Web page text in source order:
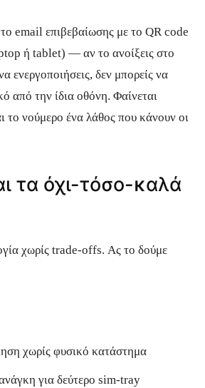
email επιβεβαίωσης με το QR code
ή tablet) — αν το ανοίξεις στο
ενεργοποιήσεις, δεν μπορείς να
από την ίδια οθόνη. Φαίνεται
το νούμερο ένα λάθος που κάνουν οι
τα όχι-τόσο-καλά
χωρίς trade-offs. Ας το δούμε
χωρίς φυσικό κατάστημα
για δεύτερο sim-tray